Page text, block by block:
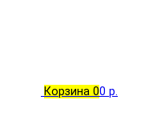
Корзина 00 р.